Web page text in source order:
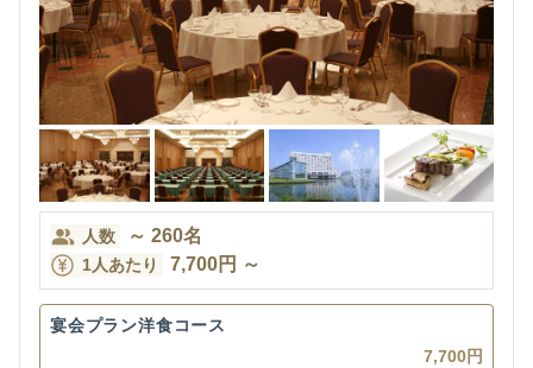
人数 ～ 260名
1人あたり 7,700円 ～
宴会プラン洋食コース
7,700円